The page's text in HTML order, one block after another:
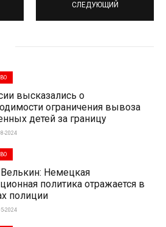
СЛЕДУЮЩИЙ
высказались о
ограничения вывоза
детей за границу
2024
Немецкая
политика отражается в
полиции
2024